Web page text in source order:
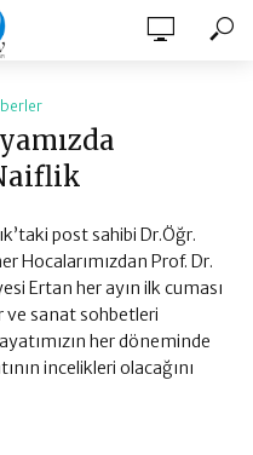
post sahibi Dr.Öğr.
Hocalarımızdan Prof. Dr.
Ertan her ayın ilk cuması
ve sanat sohbetleri
her döneminde
incelikleri olacağını